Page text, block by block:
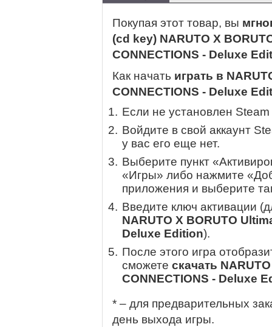
Покупая этот товар, вы
(cd key) NARUTO X
CONNECTIONS - Deluxe
Как начать играть в
CONNECTIONS - Deluxe
Если не установлен
Войдите в свой аккаунт
у вас его еще нет.
Выберите пункт
«Игры» либо нажмите
приложения и выберите
Введите ключ активации
NARUTO X BORUTO
Deluxe Edition).
После этого игра
сможете скачать
CONNECTIONS - Deluxe
* – для предварительных
день выхода игры.